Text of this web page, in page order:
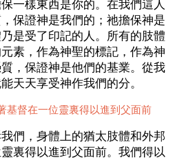
一樣東西是你的。在我們這人
保證神是我們的；祂擔保神是
是受了印記的人。所有的肢體
素，作為神聖的標記，作為神
，保證神是他們的基業。從我
天天享受神作我們的分。
基督在一位靈裏得以進到父面前
們，身體上的猶太肢體和外邦
裏得以進到父面前。我們得以